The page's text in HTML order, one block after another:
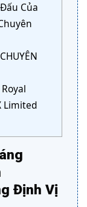
Của
Limited
Định Vị